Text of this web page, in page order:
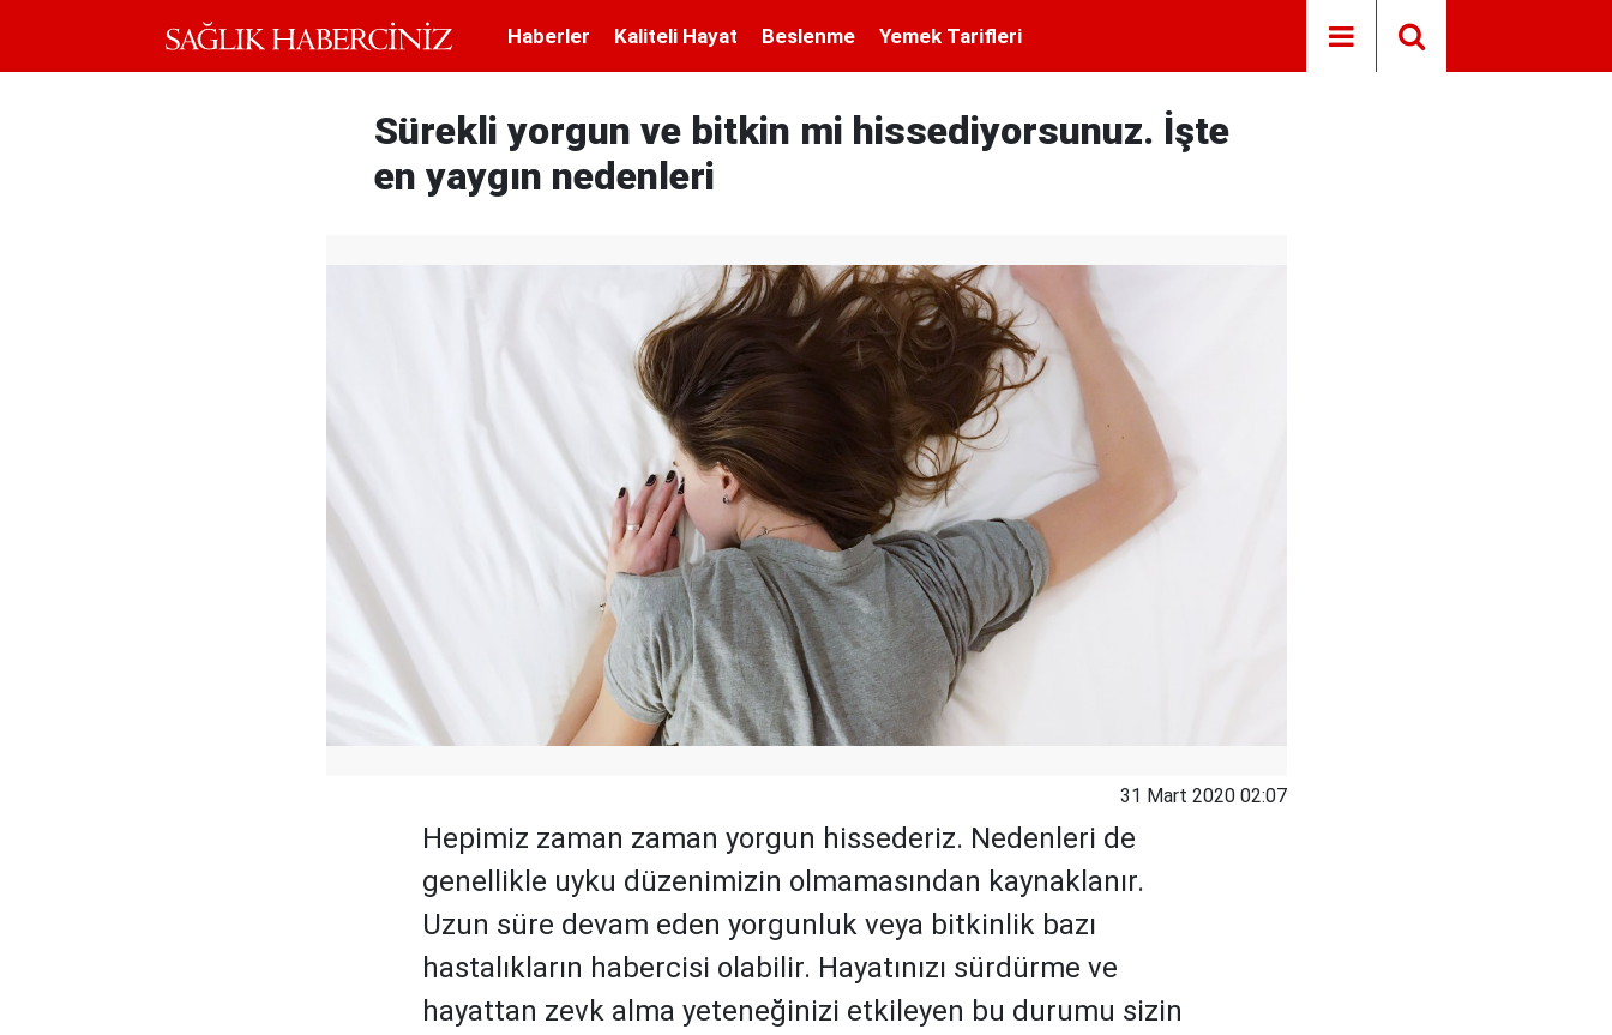
Haberler Kaliteli Hayat Beslenme Yemek Tarifleri
Sürekli yorgun ve bitkin mi hissediyorsunuz. İşte
en yaygın nedenleri
31 Mart 2020 02:07
Hepimiz zaman zaman yorgun hissederiz. Nedenleri de
genellikle uyku düzenimizin olmamasından kaynaklanır.
Uzun süre devam eden yorgunluk veya bitkinlik bazı
hastalıkların habercisi olabilir. Hayatınızı sürdürme ve
hayattan zevk alma yeteneğinizi etkileyen bu durumu sizin